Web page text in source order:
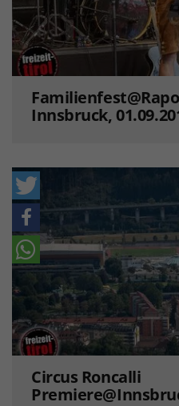
Innsbruck,
Circus Roncalli